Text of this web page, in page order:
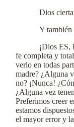
Dios
Y también
¡Dios ES,
fe completa y
verlo en todas
madre? ¿Alguna
no? ¡Nunca!
¿Alguna vez
Preferimos creer
estamos
el mayor error y